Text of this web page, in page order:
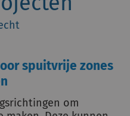
spuitvrije zones
om